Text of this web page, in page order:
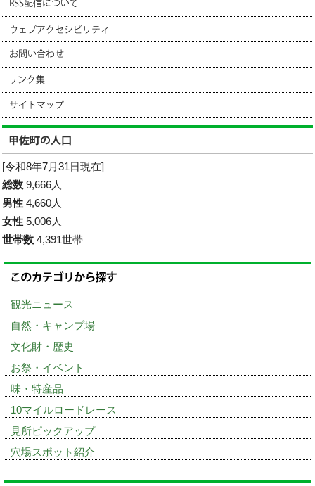
[令和8年7月31日現在]
総数 9,666人
男性 4,660人
女性 5,006人
世帯数 4,391世帯
観光ニュース
自然・キャンプ場
文化財・歴史
お祭・イベント
味・特産品
10マイルロードレース
見所ピックアップ
穴場スポット紹介